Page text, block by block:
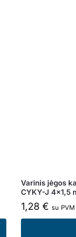
Varinis jėgos
CYKY-J 4×1,5
1,28 € su PVM